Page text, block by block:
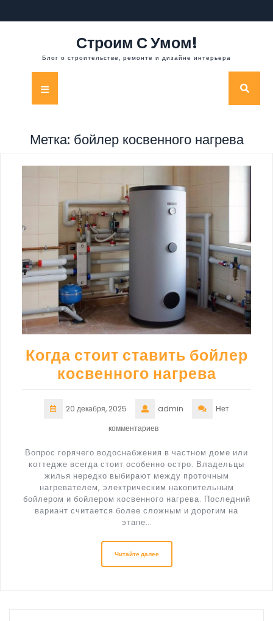
к
Строим С Умом!
Блог о строительстве, ремонте и дизайне интерьера
Кнопка
Метка: бойлер косвенного нагрева
Когда стоит ставить бойлер
косвенного нагрева
20 декабря, 2025 admin
Нет
комментариев
Вопрос горячего водоснабжения в частном доме или
коттедже всегда стоит особенно остро. Владельцы
жилья нередко выбирают между проточным
нагревателем, электрическим накопительным
бойлером и бойлером косвенного нагрева. Последний
вариант считается более сложным и дорогим на
этапе…
Читайте далее